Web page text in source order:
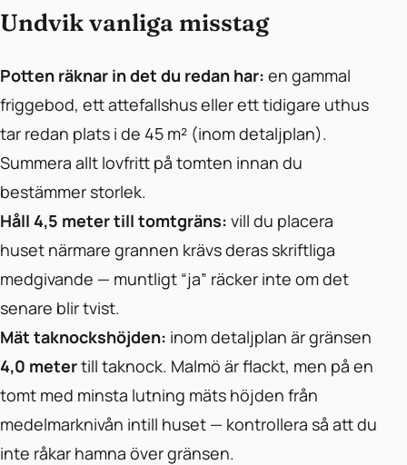
Undvik vanliga misstag
Potten räknar in det du redan har: en gammal
friggebod, ett attefallshus eller ett tidigare uthus
tar redan plats i de 45 m² (inom detaljplan).
Summera allt lovfritt på tomten innan du
bestämmer storlek.
Håll 4,5 meter till tomtgräns: vill du placera
huset närmare grannen krävs deras skriftliga
medgivande — muntligt “ja” räcker inte om det
senare blir tvist.
Mät taknockshöjden: inom detaljplan är gränsen
4,0 metertill taknock. Malmö är flackt, men på en
tomt med minsta lutning mäts höjden från
medelmarknivån intill huset — kontrollera så att du
inte råkar hamna över gränsen.